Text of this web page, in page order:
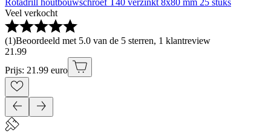
Veel verkocht
(1)Beoordeeld met 5.0 van de 5 sterren, 1 klantreview
21 .99
Prijs: 21.99 euro